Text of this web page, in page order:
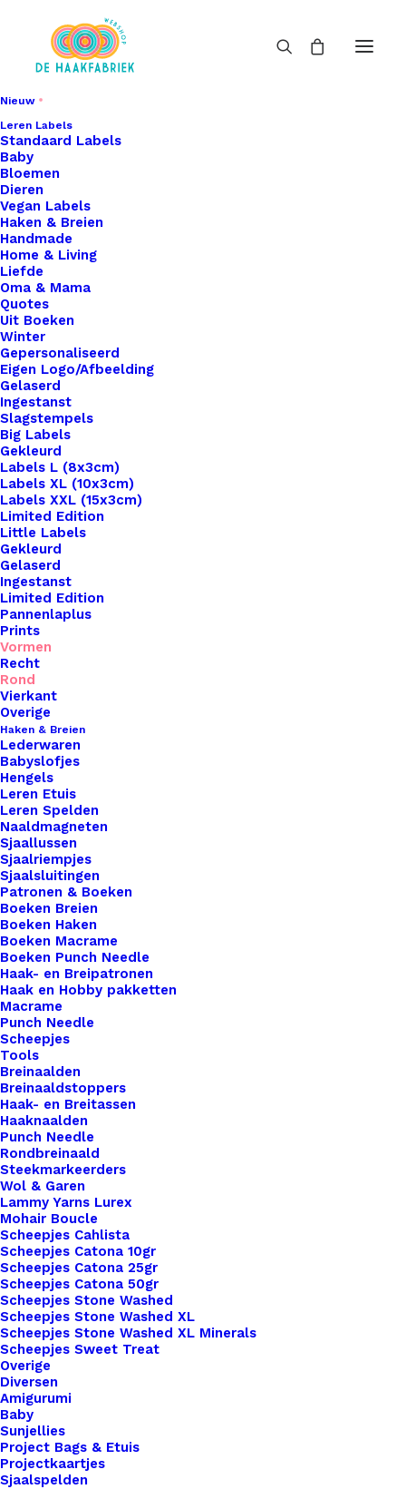
Nieuw
Leren Labels
Standaard Labels
Baby
Bloemen
Dieren
Vegan Labels
Haken & Breien
Handmade
Home & Living
Liefde
Oma & Mama
Quotes
Uit Boeken
Winter
Gepersonaliseerd
Eigen Logo/Afbeelding
Gelaserd
Ingestanst
Slagstempels
Big Labels
Gekleurd
Labels L (8x3cm)
Labels XL (10x3cm)
Labels XXL (15x3cm)
Limited Edition
Little Labels
Gekleurd
Gelaserd
Ingestanst
Limited Edition
Pannenlaplus
Prints
Vormen
Recht
Rond
Vierkant
Overige
Haken & Breien
Lederwaren
Babyslofjes
Hengels
Leren Etuis
Leren Spelden
Naaldmagneten
Sjaallussen
Sjaalriempjes
Sjaalsluitingen
Patronen & Boeken
Boeken Breien
Boeken Haken
Boeken Macrame
Boeken Punch Needle
Haak- en Breipatronen
Haak en Hobby pakketten
Macrame
Punch Needle
Scheepjes
Tools
Breinaalden
Breinaaldstoppers
Haak- en Breitassen
Haaknaalden
Punch Needle
Rondbreinaald
Steekmarkeerders
Wol & Garen
Lammy Yarns Lurex
Mohair Boucle
Scheepjes Cahlista
Scheepjes Catona 10gr
Scheepjes Catona 25gr
Scheepjes Catona 50gr
Scheepjes Stone Washed
Scheepjes Stone Washed XL
Scheepjes Stone Washed XL Minerals
Scheepjes Sweet Treat
Overige
Diversen
Amigurumi
Baby
Sunjellies
Project Bags & Etuis
Projectkaartjes
Sjaalspelden
Home Leren Labels
Rond Leren Label
Tijger
€
Breng een vleugje persoonlijkheid en
vakmanschap aan je handgemaakte creaties met
onze prachtige leren labels van De Haakfabriek!
Beschikbaar in een verscheidenheid aan vormen,
waaronder rond, vierkant, sterren, hartjes en
meer, voegen onze labels een unieke en
professionele afwerking toe aan al je gehaakte of
gebreide creaties. Onze hoogwaardige leren
labels zijn de perfecte keuze om je creativiteit te
benadrukken en je werk te onderscheiden. Elk
label is zorgvuldig vervaardigd met oog voor detail
en vakmanschap, en ze zijn eenvoudig te
bevestigen aan je projecten voor een blijvende
indruk. Maak je handgemaakte items nog specialer
met onze leren labels van De Haakfabriek. 35mm
Kleur*
1x Rond Leren Label Tijger
Rond
Leren
Label
Tijger
aantal
Toevoegen aan verlanglijst